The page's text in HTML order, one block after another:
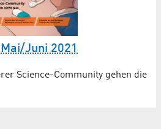
Juni 2021
Science-Community gehen die